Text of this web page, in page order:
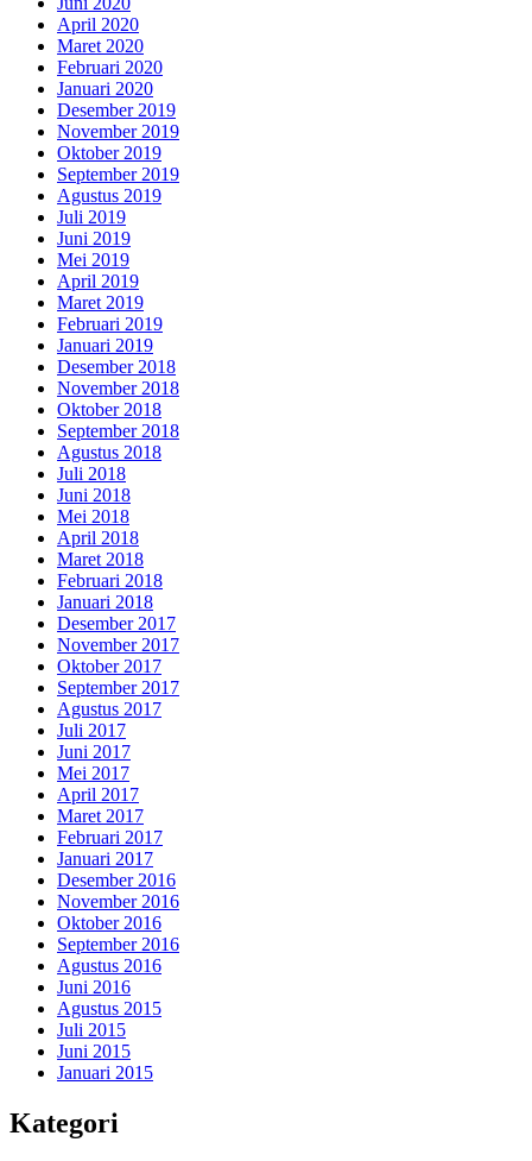
April 2020
Maret 2020
Februari 2020
Januari 2020
Desember 2019
November 2019
Oktober 2019
September 2019
Agustus 2019
Juli 2019
Juni 2019
Mei 2019
April 2019
Maret 2019
Februari 2019
Januari 2019
Desember 2018
November 2018
Oktober 2018
September 2018
Agustus 2018
Juli 2018
Juni 2018
Mei 2018
April 2018
Maret 2018
Februari 2018
Januari 2018
Desember 2017
November 2017
Oktober 2017
September 2017
Agustus 2017
Juli 2017
Juni 2017
Mei 2017
April 2017
Maret 2017
Februari 2017
Januari 2017
Desember 2016
November 2016
Oktober 2016
September 2016
Agustus 2016
Juni 2016
Agustus 2015
Juli 2015
Juni 2015
Januari 2015
Kategori